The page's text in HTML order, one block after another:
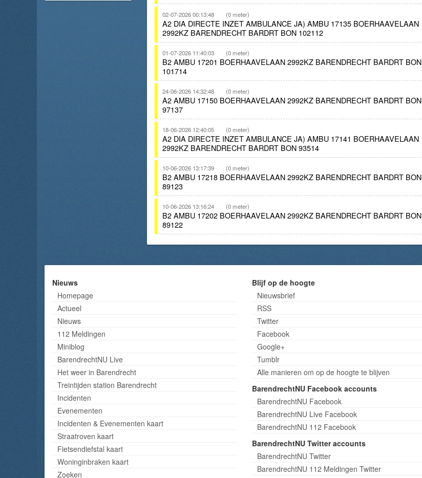
02-07-2026 00:13:48 (0 meter)
A2 DIA DIRECTE INZET AMBULANCE JA) AMBU 17135 BOERHAAVELAAN
2992KZ BARENDRECHT BARDRT BON 102112
01-07-2026 11:40:03 (0 meter)
B2 AMBU 17201 BOERHAAVELAAN 2992KZ BARENDRECHT BARDRT BON
101714
24-06-2026 14:32:48 (0 meter)
A2 AMBU 17150 BOERHAAVELAAN 2992KZ BARENDRECHT BARDRT BON
97137
18-06-2026 12:40:05 (0 meter)
A2 DIA DIRECTE INZET AMBULANCE JA) AMBU 17141 BOERHAAVELAAN
2992KZ BARENDRECHT BARDRT BON 93514
10-06-2026 13:17:39 (0 meter)
B2 AMBU 17218 BOERHAAVELAAN 2992KZ BARENDRECHT BARDRT BON
89123
10-06-2026 13:16:24 (0 meter)
B2 AMBU 17202 BOERHAAVELAAN 2992KZ BARENDRECHT BARDRT BON
89122
Nieuws
Homepage
Actueel
Nieuws
112 Meldingen
Miniblog
BarendrechtNU Live
Het weer in Barendrecht
Treintijden station Barendrecht
Incidenten
Evenementen
Incidenten & Evenementen kaart
Straatroven kaart
Fietsendiefstal kaart
Woninginbraken kaart
Zoeken
Blijf op de hoogte
Nieuwsbrief
RSS
Twitter
Facebook
Google+
Tumblr
Alle manieren om op de hoogte te blijven
BarendrechtNU Facebook accounts
BarendrechtNU Facebook
BarendrechtNU Live Facebook
BarendrechtNU 112 Facebook
BarendrechtNU Twitter accounts
BarendrechtNU Twitter
BarendrechtNU 112 Meldingen Twitter